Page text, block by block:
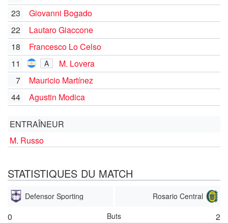
23
Giovanni Bogado
22
Lautaro Giaccone
18
Francesco Lo Celso
11
A
M. Lovera
7
Mauricio Martínez
44
Agustin Modica
ENTRAÎNEUR
M. Russo
STATISTIQUES DU MATCH
Defensor Sporting Rosario Central
0 Buts 2